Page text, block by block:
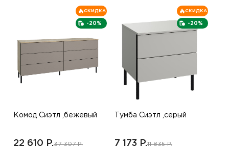
-20%
СКИДКА
Комод Сиэтл ,бежевый
22 610 P.37 307 P.
-20%
СКИДКА
Тумба Сиэтл ,серый
7 173 P.11 835 P.